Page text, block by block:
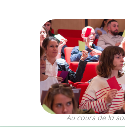
Au cours de la